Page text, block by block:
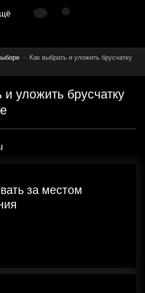
Как выбрать и уложить брусчатку
и уложить брусчатку
за местом